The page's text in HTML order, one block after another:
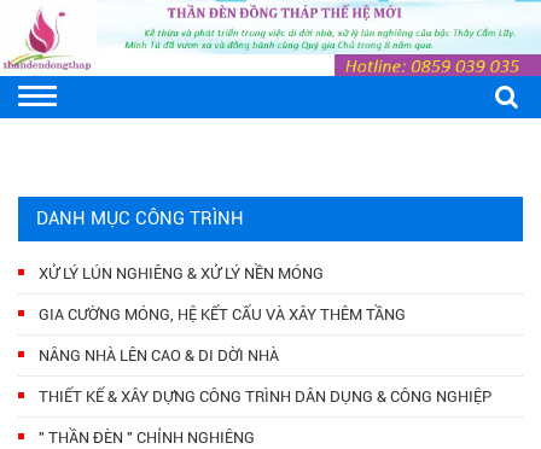
DANH MỤC CÔNG TRÌNH
XỬ LÝ LÚN NGHIÊNG & XỬ LÝ NỀN MÓNG
GIA CƯỜNG MÓNG, HỆ KẾT CẤU VÀ XÂY THÊM TẦNG
NÂNG NHÀ LÊN CAO & DI DỜI NHÀ
THIẾT KẾ & XÂY DỰNG CÔNG TRÌNH DÂN DỤNG & CÔNG NGHIỆP
" THẦN ĐÈN " CHỈNH NGHIÊNG